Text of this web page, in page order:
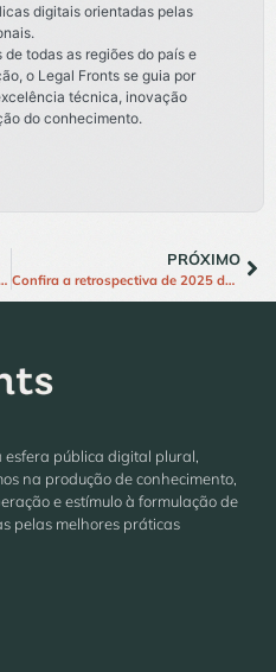
digitais orientadas pelas
todas as regiões do país e
o Legal Fronts se guia por
técnica, inovação
do conhecimento.
livro sobre direitos fundamentais na sociedade digital
PRÓXIMO
Confira a retrospectiva de 2025 do Legal Fronts Institute
pública digital plural,
na produção de conhecimento,
e estímulo à formulação de
pelas melhores práticas